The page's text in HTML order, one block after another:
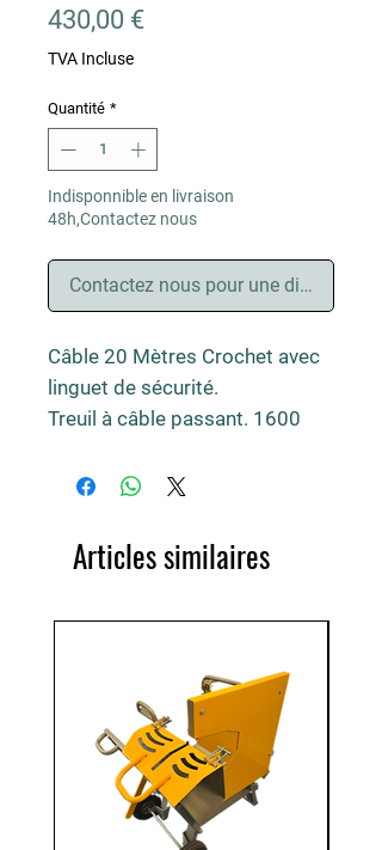
430,00 €Prix
TVA Incluse
Quantité *
Indisponnible en livraison
48h,Contactez nous
Contactez nous pour une
Câble 20 Mètres Crochet avec
linguet de sécurité.
Treuil à câble passant. 1600
Livré complet avec câble.
Articles similaires